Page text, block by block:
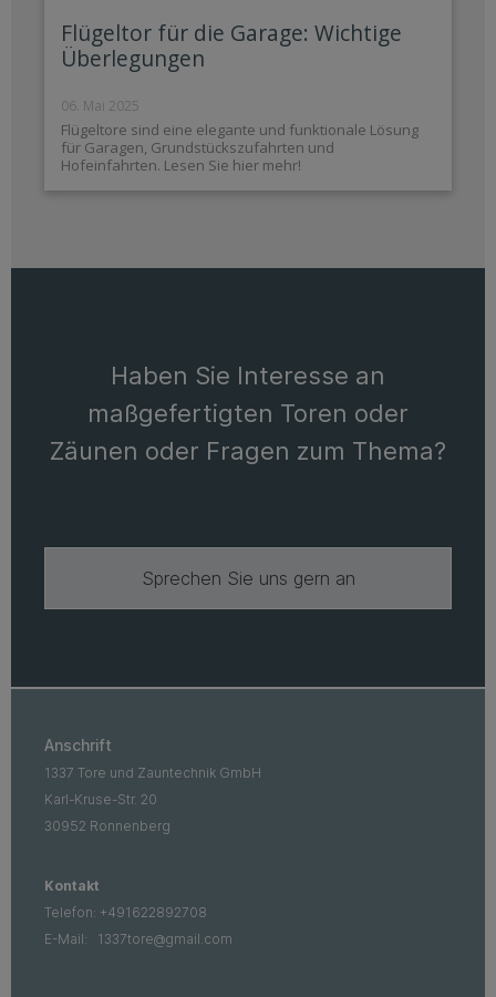
Flügeltor für die Garage: Wichtige
Überlegungen
06. Mai 2025
Flügeltore sind eine elegante und funktionale Lösung
für Garagen, Grundstückszufahrten und
Hofeinfahrten. Lesen Sie hier mehr!
Haben Sie Interesse an
maßgefertigten Toren oder
Zäunen oder Fragen zum Thema?
Sprechen Sie uns gern an
Anschrift
1337 Tore und Zauntechnik GmbH
Karl-Kruse-Str. 20
30952 Ronnenberg
Kontakt
Telefon: +491622892708
E-Mail: 1337tore@gmail.com